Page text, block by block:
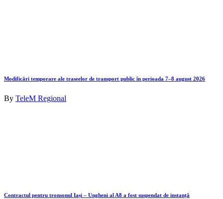
Modificări temporare ale traseelor de transport public în perioada 7–8 august 2026
By TeleM Regional
Contractul pentru tronsonul Iași – Ungheni al A8 a fost suspendat de instanță